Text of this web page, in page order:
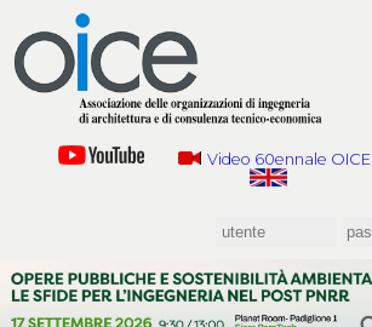
Video 60ennale OICE